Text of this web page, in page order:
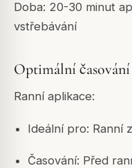
Doba: 20-30 minut
vstřebávání
Optimální časování
Ranní aplikace:
Ideální pro: Ranní
Časování: Před